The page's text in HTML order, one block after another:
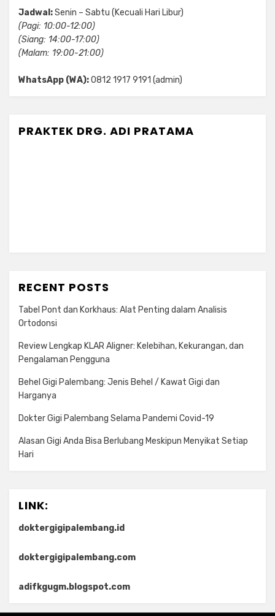
Jadwal:Senin – Sabtu (Kecuali Hari Libur)
(Pagi: 10:00-12:00)
(Siang: 14:00-17:00)
(Malam: 19:00-21:00)
WhatsApp (WA):0812 1917 9191 (admin)
PRAKTEK DRG. ADI PRATAMA
RECENT POSTS
Tabel Pont dan Korkhaus: Alat Penting dalam Analisis
Ortodonsi
Review Lengkap KLAR Aligner: Kelebihan, Kekurangan, dan
Pengalaman Pengguna
Behel Gigi Palembang: Jenis Behel / Kawat Gigi dan
Harganya
Dokter Gigi Palembang Selama Pandemi Covid-19
Alasan Gigi Anda Bisa Berlubang Meskipun Menyikat Setiap
Hari
LINK:
doktergigipalembang.id
doktergigipalembang.com
adifkgugm.blogspot.com